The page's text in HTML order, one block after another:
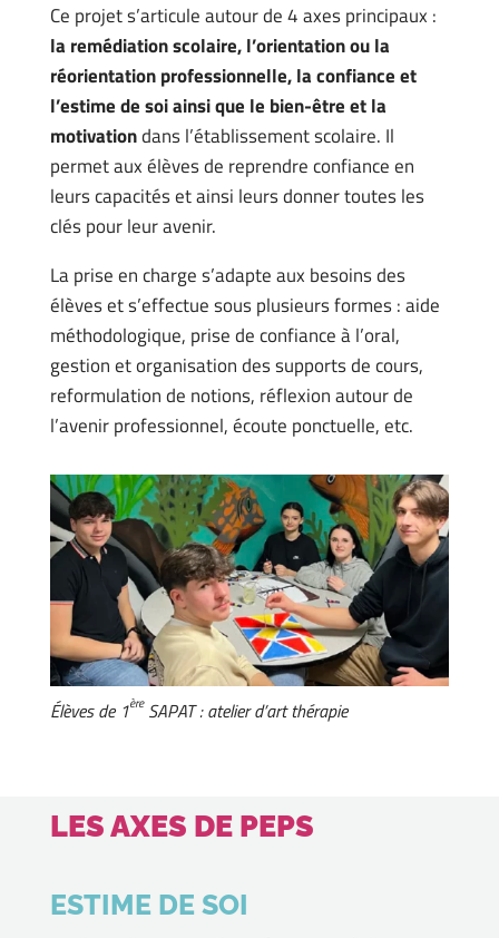
Ce projet s’articule autour de 4 axes principaux :
la remédiation scolaire, l’orientation ou la
réorientation professionnelle, la confiance et
l’estime de soi ainsi que le bien-être et la
motivationdans l’établissement scolaire. Il
permet aux élèves de reprendre confiance en
leurs capacités et ainsi leurs donner toutes les
clés pour leur avenir.
La prise en charge s’adapte aux besoins des
élèves et s’effectue sous plusieurs formes : aide
méthodologique, prise de confiance à l’oral,
gestion et organisation des supports de cours,
reformulation de notions, réflexion autour de
l’avenir professionnel, écoute ponctuelle, etc.
Élèves de 1èreSAPAT : atelier d’art thérapie
LES AXES DE PEPS
ESTIME DE SOI